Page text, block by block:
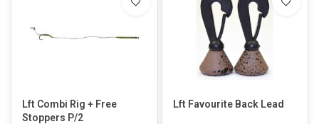
Lft Combi Rig + Free
Stoppers P/2
Lft Favourite Back Lead